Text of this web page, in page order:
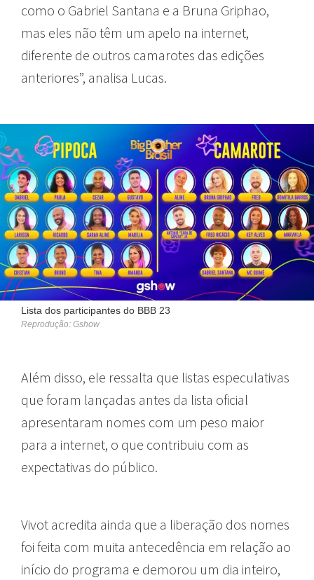
como o Gabriel Santana e a Bruna Griphao,
mas eles não têm um apelo na internet,
diferente de outros camarotes das edições
anteriores”, analisa Lucas.
Lista dos participantes do BBB 23
Reprodução: Gshow
Além disso, ele ressalta que listas especulativas
que foram lançadas antes da lista oficial
apresentaram nomes com um peso maior
para a internet, o que contribuiu com as
expectativas do público.
Vivot acredita ainda que a liberação dos nomes
foi feita com muita antecedência em relação ao
início do programa e demorou um dia inteiro,